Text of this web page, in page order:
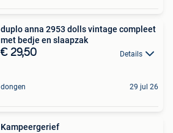
duplo anna 2953 dolls vintage compleet
met bedje en slaapzak
€ 29,50 Details
dongen 29 jul 26
Kampeergerief